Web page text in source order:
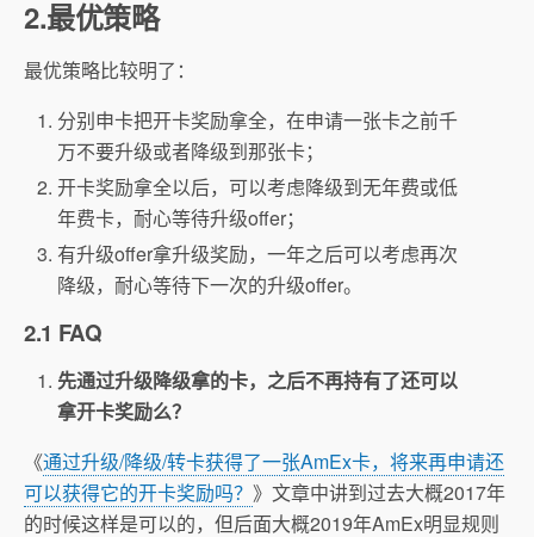
2.最优策略
最优策略比较明了：
分别申卡把开卡奖励拿全，在申请一张卡之前千
万不要升级或者降级到那张卡；
开卡奖励拿全以后，可以考虑降级到无年费或低
年费卡，耐心等待升级offer；
有升级offer拿升级奖励，一年之后可以考虑再次
降级，耐心等待下一次的升级offer。
2.1 FAQ
先通过升级降级拿的卡，之后不再持有了还可以
拿开卡奖励么？
《通过升级/降级/转卡获得了一张AmEx卡，将来再申请还
可以获得它的开卡奖励吗？ 》文章中讲到过去大概2017年
的时候这样是可以的，但后面大概2019年AmEx明显规则